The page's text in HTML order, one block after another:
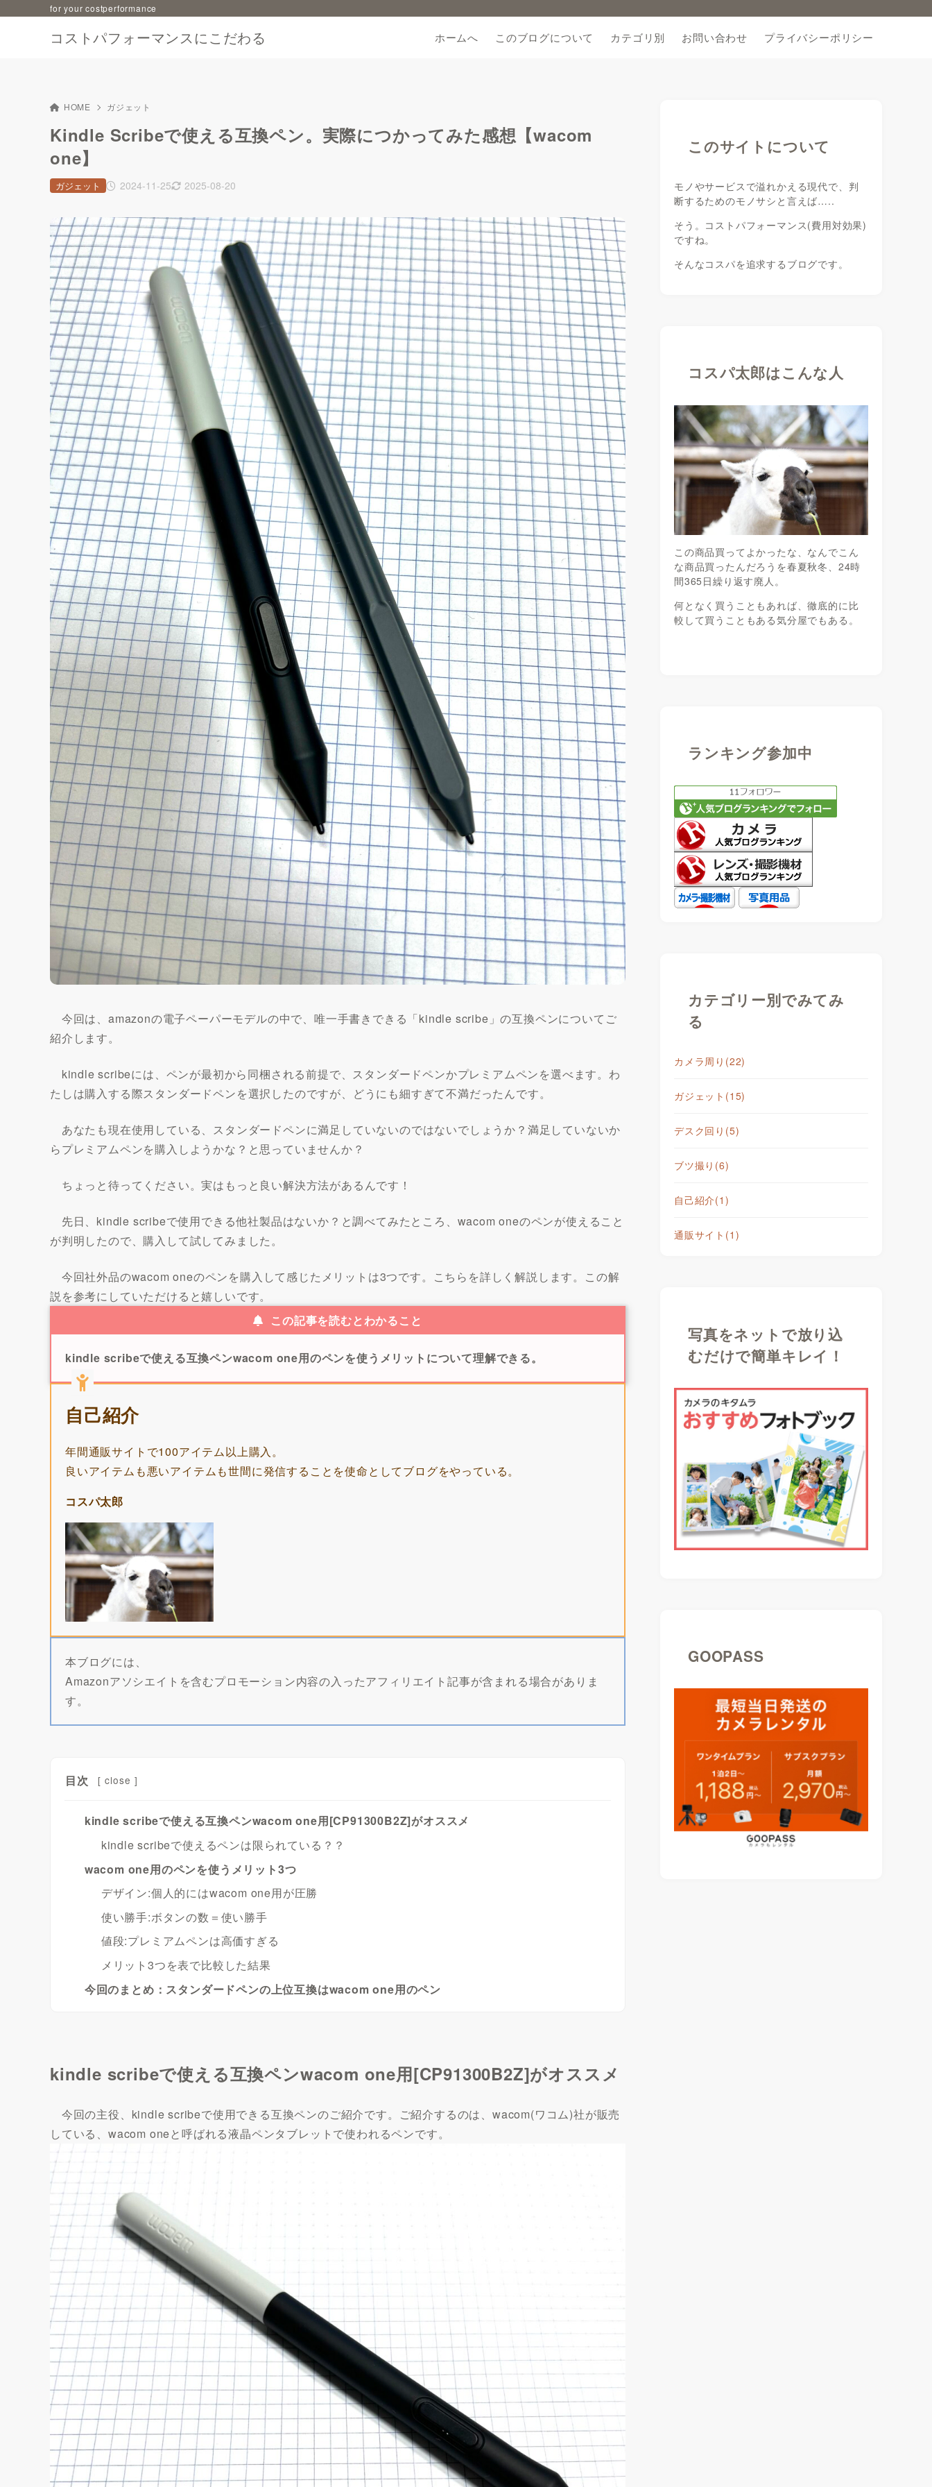
コストパフォーマンスにこだわる
for your costperformance
ホームへ このブログについて カテゴリ別 お問い合わせ プライバシーポリシー
HOME ガジェット
Kindle Scribeで使える互換ペン。実際につかってみた感想【wacom
one】
2024-11-25 2025-08-20
ガジェット
今回は、amazonの電子ペーパーモデルの中で、唯一手書きできる「kindle scribe」の互換ペンについてご
紹介します。
kindle scribeには、ペンが最初から同梱される前提で、スタンダードペンかプレミアムペンを選べます。わ
たしは購入する際スタンダードペンを選択したのですが、どうにも細すぎて不満だったんです。
あなたも現在使用している、スタンダードペンに満足していないのではないでしょうか？満足していないか
らプレミアムペンを購入しようかな？と思っていませんか？
ちょっと待ってください。実はもっと良い解決方法があるんです！
先日、kindle scribeで使用できる他社製品はないか？と調べてみたところ、wacom oneのペンが使えること
が判明したので、購入して試してみました。
今回社外品のwacom oneのペンを購入して感じたメリットは3つです。こちらを詳しく解説します。この解
説を参考にしていただけると嬉しいです。
この記事を読むとわかること
kindle scribeで使える互換ペンwacom one用のペンを使うメリットについて理解できる。
自己紹介
年間通販サイトで100アイテム以上購入。
良いアイテムも悪いアイテムも世間に発信することを使命としてブログをやっている。
コスパ太郎
本ブログには、
Amazonアソシエイトを含むプロモーション内容の入ったアフィリエイト記事が含まれる場合がありま
す。
目次 [ close ]
kindle scribeで使える互換ペンwacom one用[CP91300B2Z]がオススメ
kindle scribeで使えるペンは限られている？？
wacom one用のペンを使うメリット3つ
デザイン:個人的にはwacom one用が圧勝
使い勝手:ボタンの数＝使い勝手
値段:プレミアムペンは高価すぎる
メリット3つを表で比較した結果
今回のまとめ：スタンダードペンの上位互換はwacom one用のペン
kindle scribeで使える互換ペンwacom one用[CP91300B2Z]がオススメ
今回の主役、kindle scribeで使用できる互換ペンのご紹介です。ご紹介するのは、wacom(ワコム)社が販売
している、wacom oneと呼ばれる液晶ペンタブレットで使われるペンです。
このサイトについて
モノやサービスで溢れかえる現代で、判
断するためのモノサシと言えば…..
そう。コストパフォーマンス(費用対効果)
ですね。
そんなコスパを追求するブログです。
コスパ太郎はこんな人
この商品買ってよかったな、なんでこん
な商品買ったんだろうを春夏秋冬、24時
間365日繰り返す廃人。
何となく買うこともあれば、徹底的に比
較して買うこともある気分屋でもある。
ランキング参加中
カテゴリー別でみてみ
る
カメラ周り (22)
ガジェット (15)
デスク回り (5)
ブツ撮り (6)
自己紹介(1)
通販サイト (1)
写真をネットで放り込
むだけで簡単キレイ！
GOOPASS